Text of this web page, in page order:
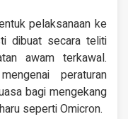
pelaksanaan ke
dibuat secara teliti
awam terkawal.
peraturan
bagi mengekang
seperti Omicron.